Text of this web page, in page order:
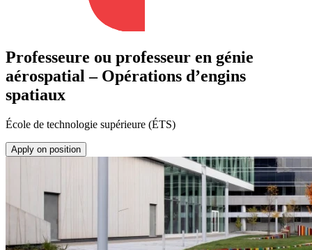
Professeure ou professeur en génie
aérospatial – Opérations d’engins
spatiaux
École de technologie supérieure (ÉTS)
Apply on position